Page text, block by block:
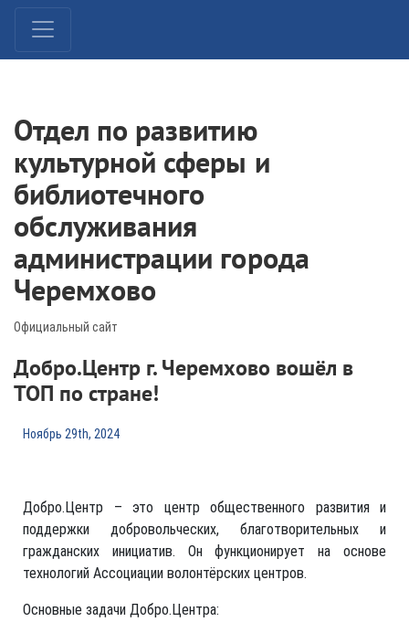
Отдел по развитию
культурной сферы и
библиотечного
обслуживания
администрации города
Черемхово
Официальный сайт
Добро.Центр г. Черемхово вошёл в
ТОП по стране!
Ноябрь 29th, 2024
Добро.Центр – это центр общественного развития и
поддержки добровольческих, благотворительных и
гражданских инициатив. Он функционирует на основе
технологий Ассоциации волонтёрских центров.
Основные задачи Добро.Центра: